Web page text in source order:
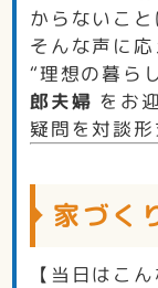
からないこ
そんな声に
“理想の暮ら
郎夫婦 をお
疑問を対談形
家づく
【当日はこ